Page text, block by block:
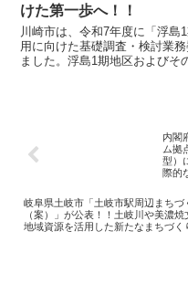
けた第一歩へ！！
川崎市は、令和7年度に「浮島
用に向けた基礎調査・検討業
ました。浮島1期地区およびそ
内閣
ム拠
型）
際的
岐阜県土岐市「土岐市駅周辺まちづ
（案）」が公表！！土岐川や美濃焼
地域資源を活用した新たなまちづく